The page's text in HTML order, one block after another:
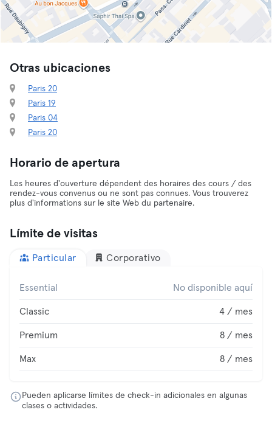
Otras ubicaciones
Paris 20
Paris 19
Paris 04
Paris 20
Horario de apertura
Les heures d'ouverture dépendent des horaires des cours / des
rendez-vous convenus ou ne sont pas connues. Vous trouverez
plus d'informations sur le site Web du partenaire.
Límite de visitas
Particular Corporativo
Essential No disponible aquí
Classic 4 / mes
Premium 8 / mes
Max 8 / mes
Pueden aplicarse límites de check-in adicionales en algunas
clases o actividades.